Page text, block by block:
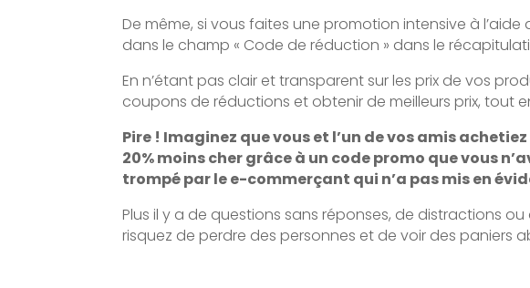
De même, si vous faites une promotion intensive à
dans le champ « Code de réduction » dans le
En n’étant pas clair et transparent sur les prix de vos
coupons de réductions et obtenir de meilleurs prix, tout
Pire ! Imaginez que vous et l’un de vos amis
20% moins cher grâce à un code promo que vous
trompé par le e-commerçant qui n’a pas mis en
Plus il y a de questions sans réponses, de distractions
risquez de perdre des personnes et de voir des paniers